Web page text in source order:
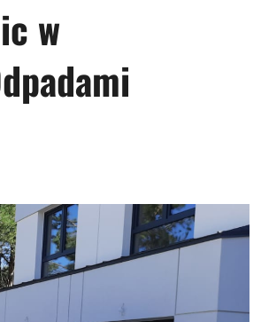
w